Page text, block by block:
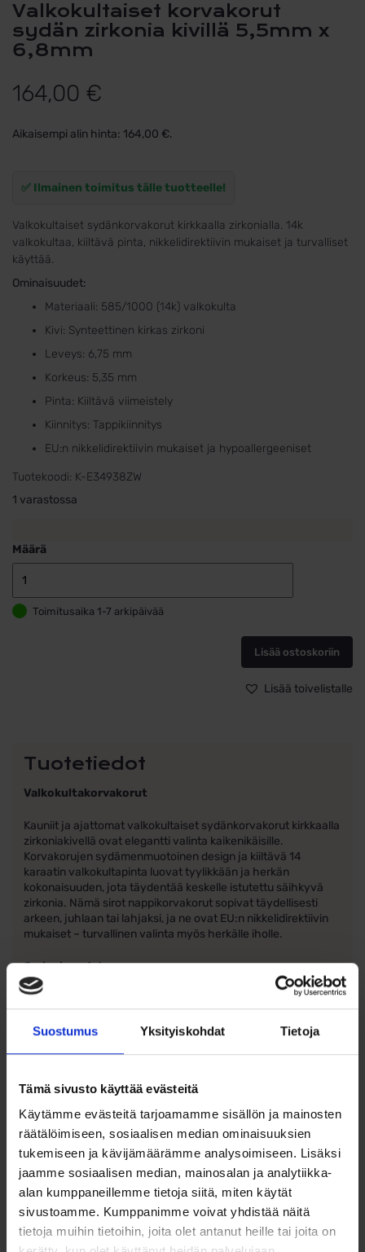
Suostumus Yksityiskohdat Tietoja
Tämä sivusto käyttää evästeitä
Käytämme evästeitä tarjoamamme sisällön ja mainosten
räätälöimiseen, sosiaalisen median ominaisuuksien
tukemiseen ja kävijämäärämme analysoimiseen. Lisäksi
jaamme sosiaalisen median, mainosalan ja analytiikka-
alan kumppaneillemme tietoja siitä, miten käytät
sivustoamme. Kumppanimme voivat yhdistää näitä
tietoja muihin tietoihin, joita olet antanut heille tai joita on
Valkokultaiset korvakorut
sydän zirkonia kivillä 5,5mm x
6,8mm
164,00 €
Aikaisempi alin hinta: 164,00 €.
✅ Ilmainen toimitus tälle tuotteelle!
Valkokultaiset sydänkorvakorut kirkkaalla zirkonialla. 14k
valkokultaa, kiiltävä pinta, nikkelidirektiivin mukaiset ja turvalliset
käyttää.
Ominaisuudet:
Materiaali: 585/1000 (14k) valkokulta
Kivi: Synteettinen kirkas zirkoni
Leveys: 6,75 mm
Korkeus: 5,35 mm
Pinta: Kiiltävä viimeistely
Kiinnitys: Tappikiinnitys
EU:n nikkelidirektiivin mukaiset ja hypoallergeeniset
Tuotekoodi: K-E34938ZW
1 varastossa
Määrä
zirkonia
kivillä
5,5mm
6,8mm
Toimitusaika 1-7 arkipäivää
Lisää ostoskoriin
Lisää toivelistalle
Tuotetiedot
Valkokultakorvakorut
Kauniit ja ajattomat valkokultaiset sydänkorvakorut kirkkaalla
zirkoniakivellä ovat elegantti valinta kaikenikäisille.
Korvakorujen sydämenmuotoinen design ja kiiltävä 14
karaatin valkokultapinta luovat tyylikkään ja herkän
kokonaisuuden, jota täydentää keskelle istutettu säihkyvä
zirkonia. Nämä sirot nappikorvakorut sopivat täydellisesti
arkeen, juhlaan tai lahjaksi, ja ne ovat EU:n nikkelidirektiivin
mukaiset – turvallinen valinta myös herkälle iholle.
Ominaisuudet:
Kivi: Synteettinen kirkas zirkoni
Korkeus: 5,5 mm
Pinta: Kiiltävä viimeistely
Kiinnitys: Tappikiinnitys
EU:n nikkelidirektiivin mukaiset ja hypoallergeeniset